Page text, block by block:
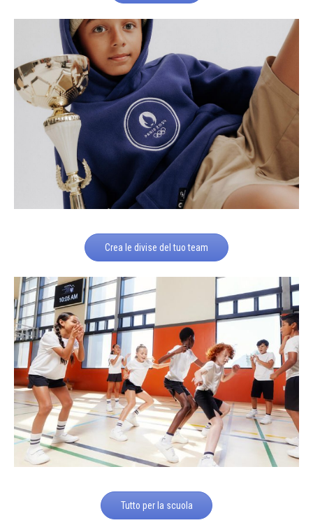
Crea le divise del tuo team
Tutto per la scuola